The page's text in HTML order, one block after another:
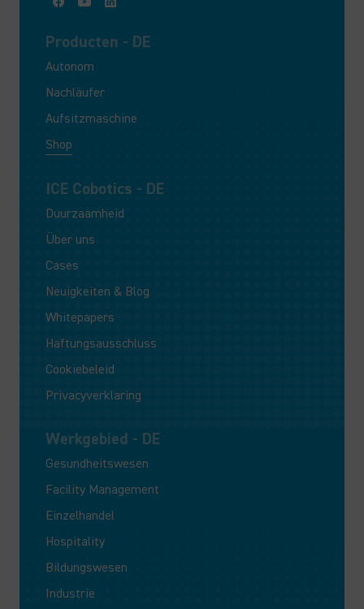
Producten - DE
Autonom
Nachläufer
Aufsitzmaschine
Shop
ICE Cobotics - DE
Duurzaamheid
Über uns
Cases
Neuigkeiten & Blog
Whitepapers
Haftungsausschluss
Cookiebeleid
Privacyverklaring
Werkgebied - DE
Gesundheitswesen
Facility Management
Einzelhandel
Hospitality
Bildungswesen
Industrie